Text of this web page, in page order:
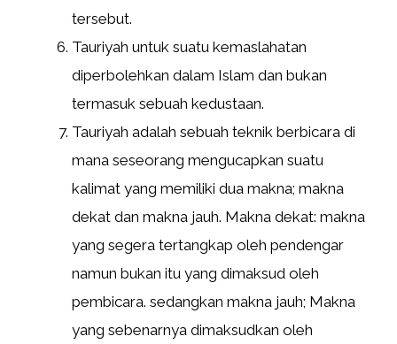
tersebut.
Tauriyah untuk suatu kemaslahatan
diperbolehkan dalam Islam dan bukan
termasuk sebuah kedustaan.
Tauriyah adalah sebuah teknik berbicara di
mana seseorang mengucapkan suatu
kalimat yang memiliki dua makna; makna
dekat dan makna jauh. Makna dekat: makna
yang segera tertangkap oleh pendengar
namun bukan itu yang dimaksud oleh
pembicara. sedangkan makna jauh; Makna
yang sebenarnya dimaksudkan oleh